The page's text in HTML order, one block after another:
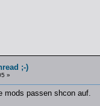
;-)
»
mods passen shcon auf.